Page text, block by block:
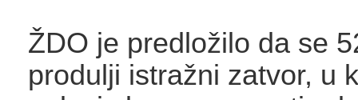
ŽDO je predložilo da se
produlji istražni zatvor, u